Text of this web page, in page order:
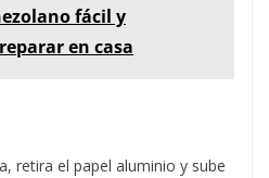
fácil y
en casa
retira el papel aluminio y sube